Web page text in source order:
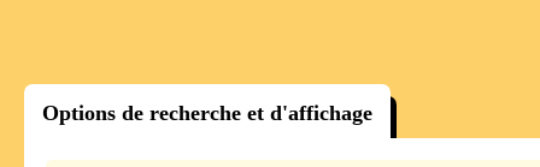
Options de recherche et d'affichage